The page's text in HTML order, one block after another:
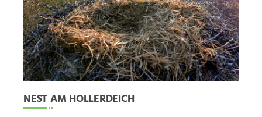
NEST AM HOLLERDEICH